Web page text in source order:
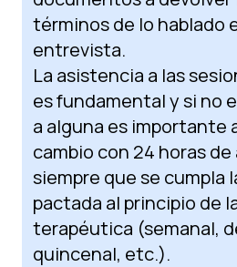
términos de lo hablado
entrevista.
La asistencia a las
es fundamental y si no
a alguna es importante
cambio con 24 horas
siempre que se cumpla
pactada al principio de
terapéutica (semanal,
quincenal, etc.).